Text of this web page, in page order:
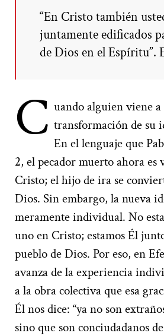
“En Cristo también
juntamente edificados
de Dios en el Espíritu”.
C uando alguien viene
transformación de su
En el lenguaje que
2, el pecador muerto ahora es
Cristo; el hijo de ira se
Dios. Sin embargo, la nueva
meramente individual. No
uno en Cristo; estamos Él
pueblo de Dios. Por eso, en
avanza de la experiencia
a la obra colectiva que esa
Él nos dice: “ya no son
sino que son conciudadanos